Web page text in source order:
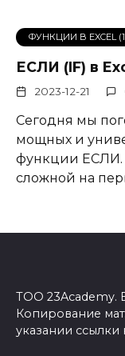
ФУНКЦИИ В EXCEL
ЕСЛИ (IF) в
2023-12-21
Сегодня мы
мощных и
функции ЕСЛИ.
сложной на
ТОО 23Academy.
Копирование
указании